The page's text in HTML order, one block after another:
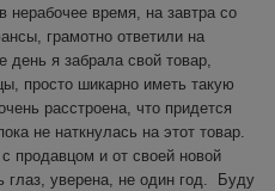
нерабочее время, на завтра со
грамотно ответили на
я забрала свой товар,
просто шикарно иметь такую
расстроена, что придется
не наткнулась на этот товар.
продавцом и от своей новой
глаз, уверена, не один год.  Буду